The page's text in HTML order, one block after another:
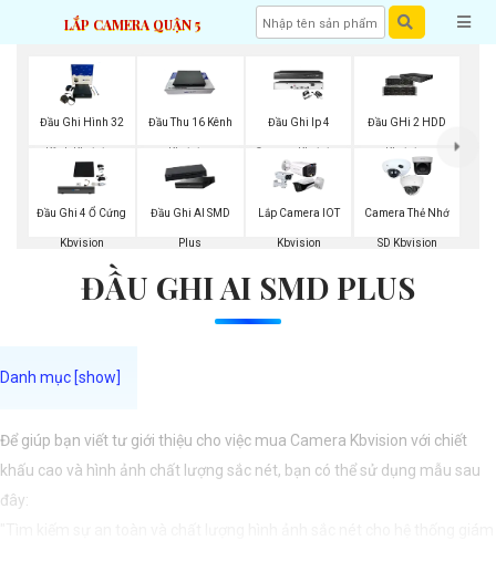
LẮP CAMERA QUẬN 5
Đầu Ghi Hình 32
Kênh Kbvision
Đầu Thu 16 Kênh
Kbvision
Đầu Ghi Ip 4
Camera Kbvision
Đầu GHi 2 HDD
Kbvision
Đầu Ghi 4 Ổ Cứng
Kbvision
Đầu Ghi AI SMD
Plus
Lắp Camera IOT
Kbvision
Camera Thẻ Nhớ
SD Kbvision
ĐẦU GHI AI SMD PLUS
Để giúp bạn viết tư giới thiệu cho việc mua Camera Kbvision với chiết
khấu cao và hình ảnh chất lượng sắc nét, bạn có thể sử dụng mẫu sau
đây: